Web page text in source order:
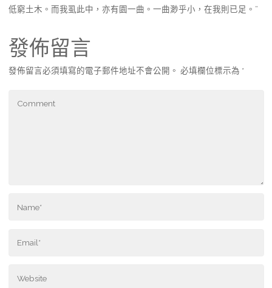
低窮土木。而我虱此中，亦有園一曲。一曲渺乎小，在我則已足。”
發佈留言
發佈留言必須填寫的電子郵件地址不會公開。 必填欄位標示為 *